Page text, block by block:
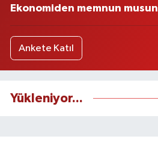
Ekonomiden memnun
Ankete Katıl
Yükleniyor...